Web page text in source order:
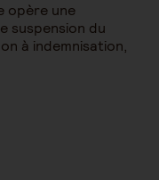
opère une
suspension du
à indemnisation,